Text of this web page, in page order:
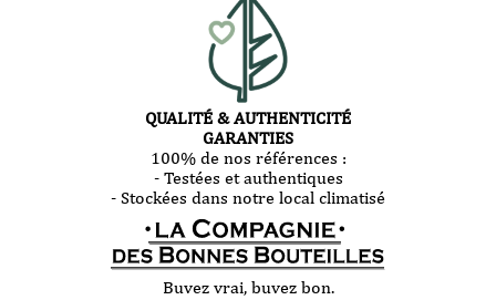
QUALITÉ & AUTHENTICITÉ
GARANTIES
100% de nos références :
- Testées et authentiques
- Stockées dans notre local climatisé
Buvez vrai, buvez bon.